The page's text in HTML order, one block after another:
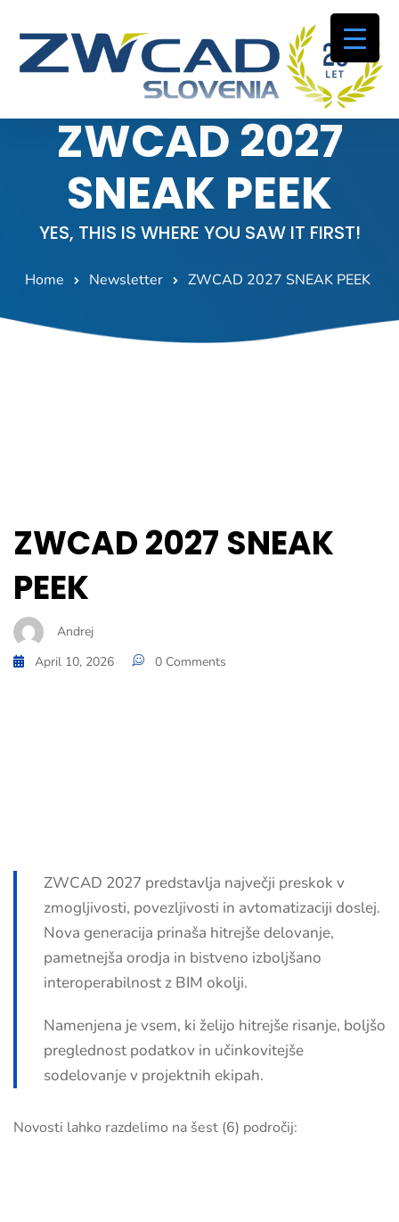
ZWCAD 2027
SNEAK PEEK
YES, THIS IS WHERE YOU SAW IT FIRST!
Home Newsletter ZWCAD 2027 SNEAK PEEK
ZWCAD 2027 SNEAK
PEEK
Andrej
April 10, 2026
0 Comments
ZWCAD 2027 predstavlja največji preskok v
zmogljivosti, povezljivosti in avtomatizaciji doslej.
Nova generacija prinaša hitrejše delovanje,
pametnejša orodja in bistveno izboljšano
interoperabilnost z BIM okolji.
Namenjena je vsem, ki želijo hitrejše risanje, boljšo
preglednost podatkov in učinkovitejše
sodelovanje v projektnih ekipah.
Novosti lahko razdelimo na šest (6) področij: